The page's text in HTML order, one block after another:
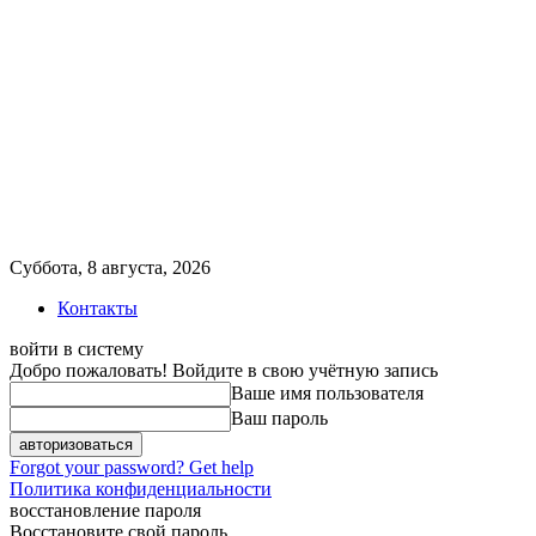
Суббота, 8 августа, 2026
Контакты
войти в систему
Добро пожаловать! Войдите в свою учётную запись
Ваше имя пользователя
Ваш пароль
Forgot your password? Get help
Политика конфиденциальности
восстановление пароля
Восстановите свой пароль